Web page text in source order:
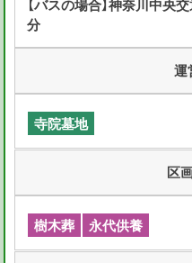
【バスの場合】神奈川中央
分
運
寺院墓地
区
樹木葬 永代供養